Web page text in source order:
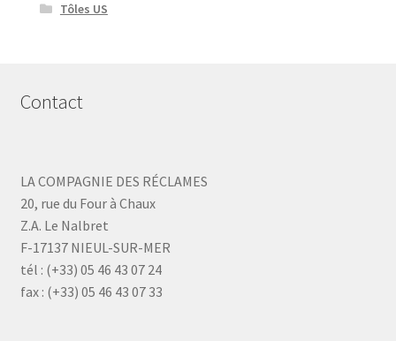
Tôles US
Contact
LA COMPAGNIE DES RÉCLAMES
20, rue du Four à Chaux
Z.A. Le Nalbret
F-17137 NIEUL-SUR-MER
tél : (+33) 05 46 43 07 24
fax : (+33) 05 46 43 07 33